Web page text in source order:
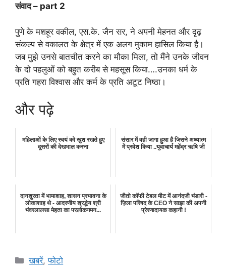
संवाद – part 2
पुणे के मशहूर वकील, एस.के. जैन सर, ने अपनी मेहनत और दृढ़
संकल्प से वकालत के क्षेत्र में एक अलग मुकाम हासिल किया है।
जब मुझे उनसे बातचीत करने का मौका मिला, तो मैंने उनके जीवन
के दो पहलुओं को बहुत करीब से महसूस किया….उनका धर्म के
प्रति गहरा विश्वास और कर्म के प्रति अटूट निष्ठा।
और पढ़े
महिलाओं के लिए स्वयं को खुश रखते हुए
दूसरों की देखभाल करना
संसार में वही जागा हुआ है जिसने अध्यात्म
में प्रवेश किया ..युवाचार्य महेंद्र ऋषि जी
दानशुरता में भामाशाह, शासन प्रभावना के
लोकाशाह थे - आदरणीय श्रद्धेय श्री
भंवरलालसा मेहता का परलोकगमन...
जीतो कॉफी टेबल मीट में आनंदजी भंडारी -
ज़िला परिषद के CEO ने साझा की अपनी
प्रेरणादायक कहानी !
Categories
खबरें,फोटो